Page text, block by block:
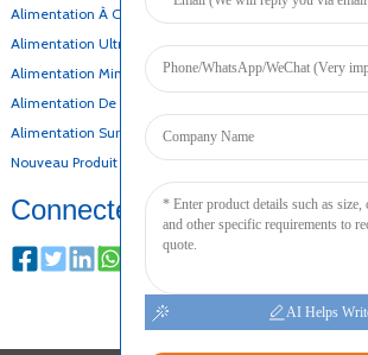
Alimentation À Cadre Ouvert
Alimentation Ultra-Mince
Alimentation Mince
Alimentation De Secours Par Batterie
Alimentation Sur Rail DIN
Nouveau Produit
Connecter
AI Helps